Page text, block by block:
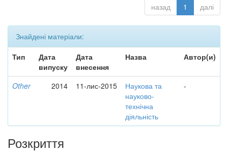
назад 1 далі
Знайдені матеріали:
Тип
Дата
випуску
Дата
внесення
Назва Автор(и)
Other 2014 11-лис-2015
Наукова та
науково-
технічна
діяльність
-
Розкриття